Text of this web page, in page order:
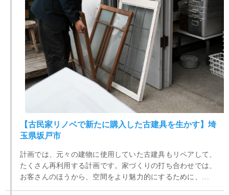
【古民家リノベで新たに購入した古建具を生かす】埼
玉県坂戸市
計画では、元々の建物に使用していた古建具もリペアして、
たくさん再利用する計画です。家づくりの打ち合わせでは、
お客さんのほうから、空間をより魅力的にするために、さら